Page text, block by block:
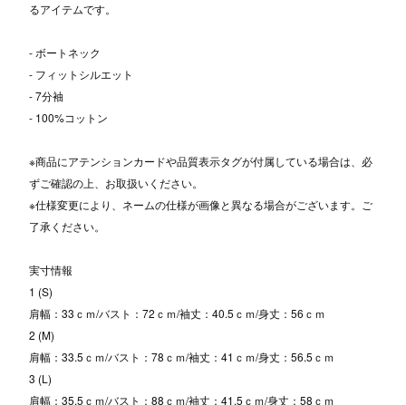
るアイテムです。
- ボートネック
- フィットシルエット
- 7分袖
- 100%コットン
※商品にアテンションカードや品質表示タグが付属している場合は、必
ずご確認の上、お取扱いください。
※仕様変更により、ネームの仕様が画像と異なる場合がございます。ご
了承ください。
実寸情報
1 (S)
肩幅：33ｃｍ/バスト：72ｃｍ/袖丈：40.5ｃｍ/身丈：56ｃｍ
2 (M)
肩幅：33.5ｃｍ/バスト：78ｃｍ/袖丈：41ｃｍ/身丈：56.5ｃｍ
3 (L)
肩幅：35.5ｃｍ/バスト：88ｃｍ/袖丈：41.5ｃｍ/身丈：58ｃｍ